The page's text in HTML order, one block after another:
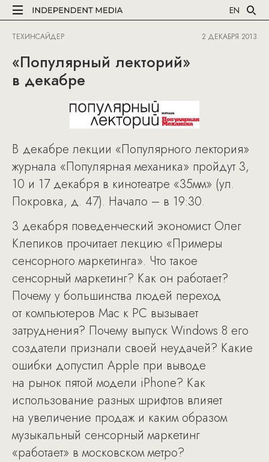
EN
ТЕХИНСАЙДЕР 2 ДЕКАБРЯ 2013
«Популярный лекторий»
в декабре
В декабре лекции «Популярного лектория»
журнала «Популярная механика» пройдут 3,
10 и 17 декабря в кинотеатре «35мм» (ул.
Покровка, д. 47). Начало – в 19:30.
3 декабря поведенческий экономист Олег
Клепиков прочитает лекцию «Примеры
сенсорного маркетинга». Что такое
сенсорный маркетинг? Как он работает?
Почему у большинства людей переход
от компьютеров Mac к PC вызывает
затруднения? Почему выпуск Windows 8 его
создатели признали своей неудачей? Какие
ошибки допустил Apple при выводе
на рынок пятой модели iPhone? Как
использование разных шрифтов влияет
на увеличение продаж и каким образом
музыкальный сенсорный маркетинг
«работает» в московском метро?